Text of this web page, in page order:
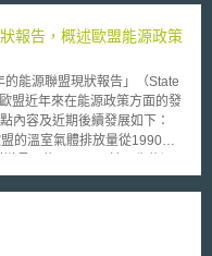
報告，概述歐盟能源政策
能源聯盟現狀報告」（State
盟近年來在能源政策方面的發
內容及近期後續發展如下：
，僅次於核能。2024年上半
2030年最終能源消耗量減少